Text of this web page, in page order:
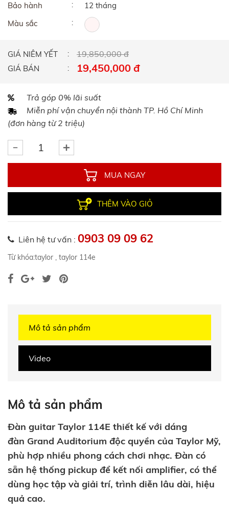
Bảo hành
12 tháng
Màu sắc
GIÁ NIÊM YẾT 19,850,000 đ
GIÁ BÁN 19,450,000 đ
Trả góp 0% lãi suất
Miễn phí vận chuyển nội thành TP. Hồ Chí Minh
(đơn hàng từ 2 triệu)
MUA NGAY
THÊM VÀO GIỎ
Liên hệ tư vấn : 0903 09 09 62
Từ khóa:taylor , taylor 114e
Mô tả sản phẩm
Video
Mô tả sản phẩm
Đàn guitar Taylor 114E thiết kế với dáng
đàn Grand Auditorium độc quyền của Taylor Mỹ,
phù hợp nhiều phong cách chơi nhạc. Đàn có
sẵn hệ thống pickup để kết nối amplifier, có thể
dùng học tập và giải trí, trình diễn lâu dài, hiệu
quả cao.